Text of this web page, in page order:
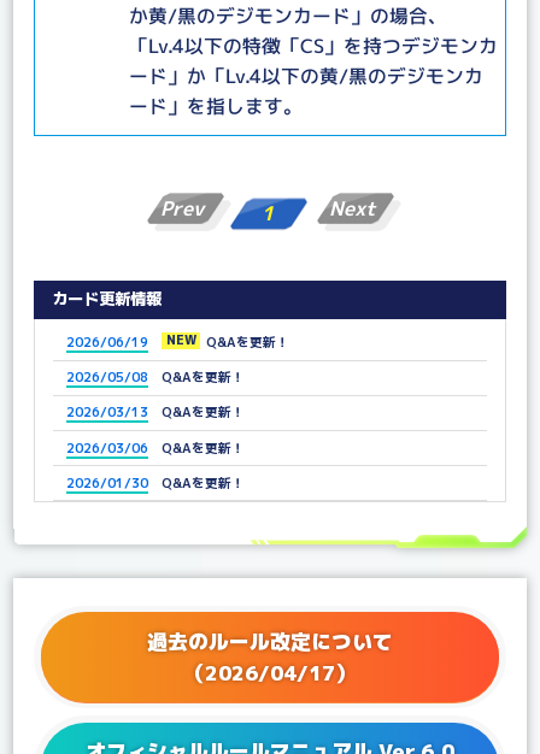
か黄/黒のデジモンカード」の場合、
「Lv.4以下の特徴「CS」を持つデジモンカ
ード」か「Lv.4以下の黄/黒のデジモンカ
ード」を指します。
Prev 1 Next
カード更新情報
2026/06/19 NEW Q&Aを更新！
2026/05/08 Q&Aを更新！
2026/03/13 Q&Aを更新！
2026/03/06 Q&Aを更新！
2026/01/30 Q&Aを更新！
Q&Aを更新！
2025/06/25
過去のルール改定について
（2026/04/17）